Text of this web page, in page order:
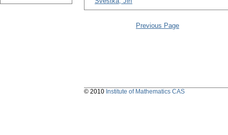
Previous Page
© 2010 Institute of Mathematics CAS